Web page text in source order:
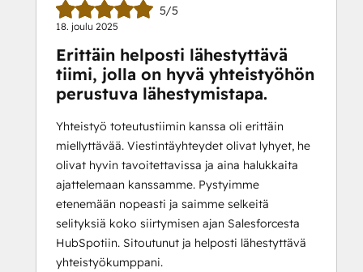
5/5
18. joulu 2025
Erittäin helposti lähestyttävä
tiimi, jolla on hyvä yhteistyöhön
perustuva lähestymistapa.
Yhteistyö toteutustiimin kanssa oli erittäin
miellyttävää. Viestintäyhteydet olivat lyhyet, he
olivat hyvin tavoitettavissa ja aina halukkaita
ajattelemaan kanssamme. Pystyimme
etenemään nopeasti ja saimme selkeitä
selityksiä koko siirtymisen ajan Salesforcesta
HubSpotiin. Sitoutunut ja helposti lähestyttävä
yhteistyökumppani.